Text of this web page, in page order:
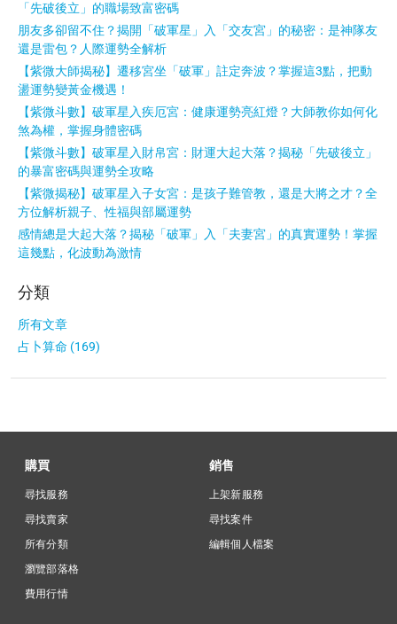
「先破後立」的職場致富密碼
朋友多卻留不住？揭開「破軍星」入「交友宮」的秘密：是神隊友
還是雷包？人際運勢全解析
【紫微大師揭秘】遷移宮坐「破軍」註定奔波？掌握這3點，把動
盪運勢變黃金機遇！
【紫微斗數】破軍星入疾厄宮：健康運勢亮紅燈？大師教你如何化
煞為權，掌握身體密碼
【紫微斗數】破軍星入財帛宮：財運大起大落？揭秘「先破後立」
的暴富密碼與運勢全攻略
【紫微揭秘】破軍星入子女宮：是孩子難管教，還是大將之才？全
方位解析親子、性福與部屬運勢
感情總是大起大落？揭秘「破軍」入「夫妻宮」的真實運勢！掌握
這幾點，化波動為激情
分類
所有文章
占卜算命 (169)
購買
尋找服務
尋找賣家
所有分類
瀏覽部落格
費用行情
銷售
上架新服務
尋找案件
編輯個人檔案